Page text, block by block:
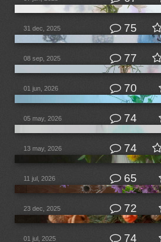
31 dec, 2025 75
08 sep, 2025 77
01 jun, 2026 70
05 may, 2026 74
13 may, 2026 74
11 jul, 2026 65
23 dec, 2025 72
01 jul, 2025 74